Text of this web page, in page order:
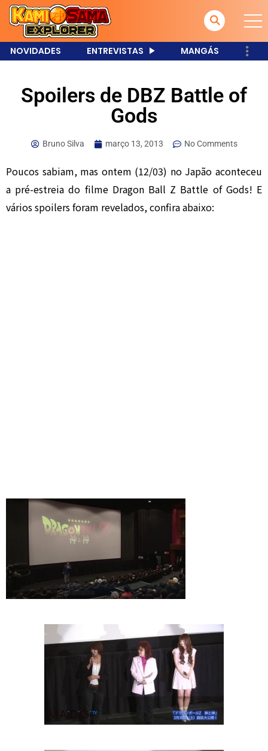
NOVIDADES ENTREVISTAS MANGÁS
Spoilers de DBZ Battle of
Gods
Bruno Silva março 13, 2013 No Comments
Poucos sabiam, mas ontem (12/03) no Japão aconteceu
a pré-estreia do filme Dragon Ball Z Battle of Gods! E
vários spoilers foram revelados, confira abaixo: